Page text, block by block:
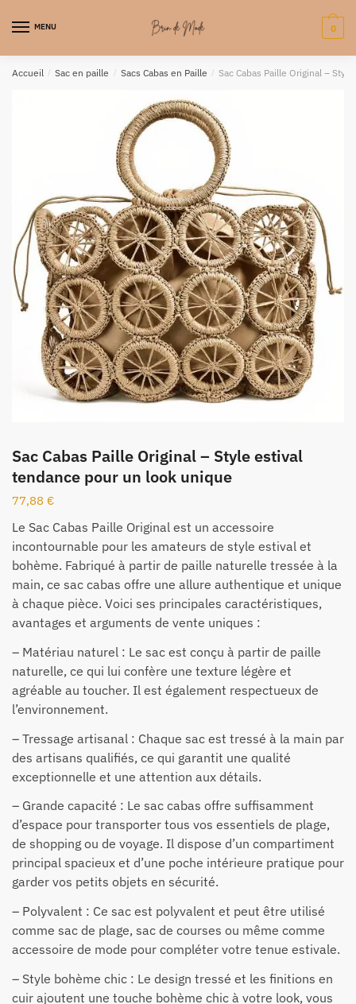
MENU 0
Accueil / Sac en paille / Sacs Cabas en Paille / Sac Cabas Paille Original –
Sac Cabas Paille Original – Style estival
tendance pour un look unique
77,88 €
Le Sac Cabas Paille Original est un accessoire
incontournable pour les amateurs de style estival et
bohème. Fabriqué à partir de paille naturelle tressée à la
main, ce sac cabas offre une allure authentique et unique
à chaque pièce. Voici ses principales caractéristiques,
avantages et arguments de vente uniques :
– Matériau naturel : Le sac est conçu à partir de paille
naturelle, ce qui lui confère une texture légère et
agréable au toucher. Il est également respectueux de
l’environnement.
– Tressage artisanal : Chaque sac est tressé à la main par
des artisans qualifiés, ce qui garantit une qualité
exceptionnelle et une attention aux détails.
– Grande capacité : Le sac cabas offre suffisamment
d’espace pour transporter tous vos essentiels de plage,
de shopping ou de voyage. Il dispose d’un compartiment
principal spacieux et d’une poche intérieure pratique pour
garder vos petits objets en sécurité.
– Polyvalent : Ce sac est polyvalent et peut être utilisé
comme sac de plage, sac de courses ou même comme
accessoire de mode pour compléter votre tenue estivale.
– Style bohème chic : Le design tressé et les finitions en
cuir ajoutent une touche bohème chic à votre look, vous